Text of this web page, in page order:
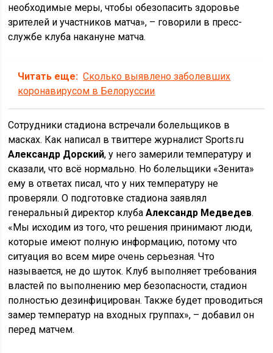
необходимые меры, чтобы обезопасить здоровье
зрителей и участников матча», – говорили в пресс-
службе клуба накануне матча.
Читать еще: Сколько выявлено заболевших
коронавирусом в Белоруссии
Сотрудники стадиона встречали болельщиков в
масках. Как написал в твиттере журналист Sports.ru
Александр Дорский, у него замерили температуру и
сказали, что всё нормально. Но болельщики «Зенита»
ему в ответах писал, что у них температуру не
проверяли. О подготовке стадиона заявлял
генеральный директор клубаАлександр Медведев.
«Мы исходим из того, что решения принимают люди,
которые имеют полную информацию, потому что
ситуация во всем мире очень серьезная. Что
называется, не до шуток. Клуб выполняет требования
властей по выполнению мер безопасности, стадион
полностью дезинфицирован. Также будет проводиться
замер температур на входных группах», – добавил он
перед матчем.